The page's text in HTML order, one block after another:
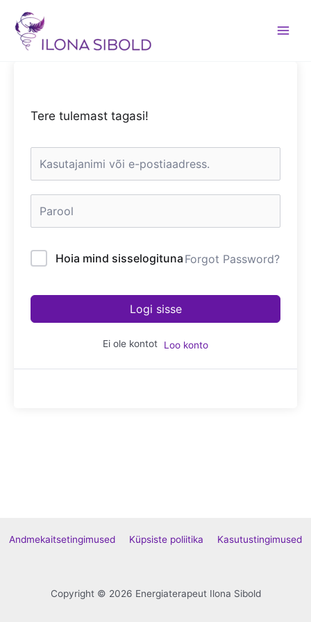
content
Tere tulemast tagasi!
Hoia mind sisselogituna Forgot Password?
Logi sisse
Ei ole kontot Loo konto
Andmekaitsetingimused Küpsiste poliitika Kasutustingimused
Copyright © 2026 Energiaterapeut Ilona Sibold